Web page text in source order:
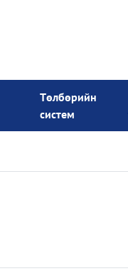
Төлбөрийн
систем